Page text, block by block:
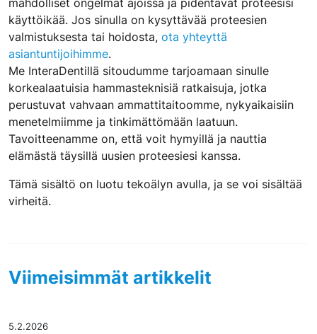
mahdolliset ongelmat ajoissa ja pidentävät proteesisi
käyttöikää. Jos sinulla on kysyttävää proteesien
valmistuksesta tai hoidosta, ota yhteyttä
asiantuntijoihimme.
Me InteraDentillä sitoudumme tarjoamaan sinulle
korkealaatuisia hammasteknisiä ratkaisuja, jotka
perustuvat vahvaan ammattitaitoomme, nykyaikaisiin
menetelmiimme ja tinkimättömään laatuun.
Tavoitteenamme on, että voit hymyillä ja nauttia
elämästä täysillä uusien proteesiesi kanssa.
Tämä sisältö on luotu tekoälyn avulla, ja se voi sisältää
virheitä.
Viimeisimmät artikkelit
5.2.2026